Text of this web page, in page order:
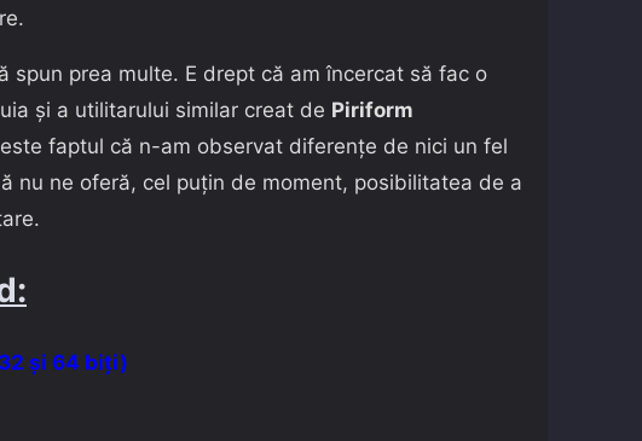
spun prea multe. E drept că am încercat să fac o
şi a utilitarului similar creat de Piriform
faptul că n-am observat diferenţe de nici un fel
nu ne oferă, cel puţin de moment, posibilitatea de a
şi 64 biţi)